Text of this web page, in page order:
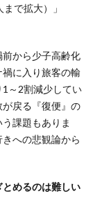
で拡大）」
前から少子高齢化
に入り旅客の輸
～2割減少してい
戻る『復便』の
課題もありま
への悲観論から
めるのは難しい